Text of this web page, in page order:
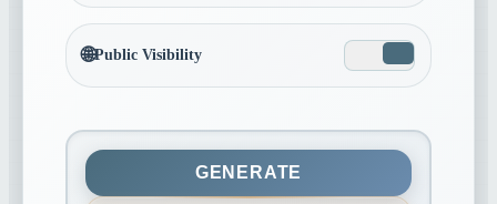
1
🌐Public Visibility
GENERATE